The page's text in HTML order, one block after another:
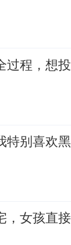
过程，想
特别喜欢
，女孩直